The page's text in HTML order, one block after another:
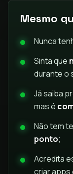
Mesmo
Nunca
Sinta que
durante o
Já saiba
mas é
Não tem
ponto;
Acredita
criar apps